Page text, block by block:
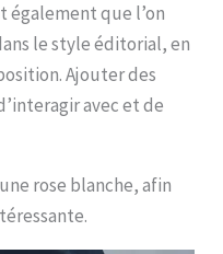
également que l’on
le style éditorial, en
Ajouter des
avec et de
rose blanche, afin